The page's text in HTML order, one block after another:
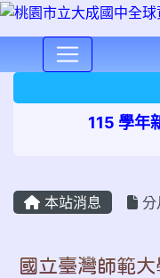
115 學年
本站消息 分
國立臺灣師範